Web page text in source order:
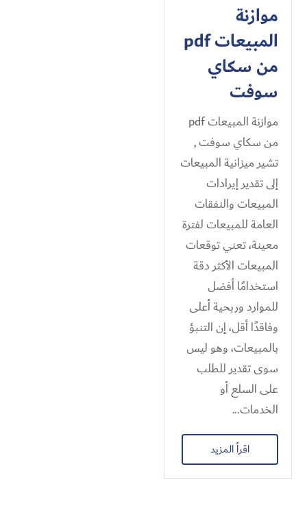
موازنة
المبيعات pdf
من سكاي
سوفت
موازنة المبيعات pdf
من سكاي سوفت ,
تشير ميزانية المبيعات
إلى تقدير إيرادات
المبيعات والنفقات
العامة للمبيعات لفترة
معينة، تعني توقعات
المبيعات الأكثر دقة
استخدامًا أفضل
للموارد وربحية أعلى
وفاقدًا أقل، إن التنبؤ
بالمبيعات، وهو ليس
سوى تقدير للطلب
على السلع أو
الخدمات...
اقرأ المزيد